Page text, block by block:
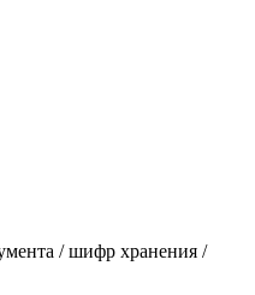
/ шифр хранения /